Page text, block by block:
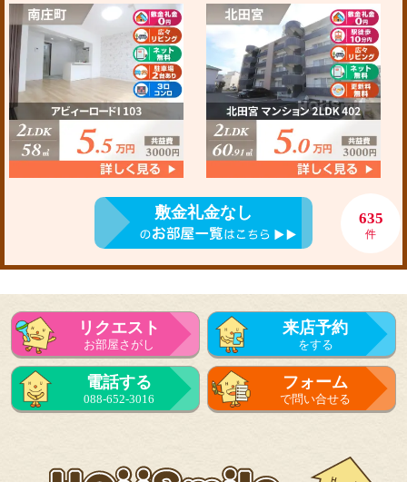
敷金礼金なし 635
件
リクエスト
お部屋さがし
来店予約
をする
電話する
088-652-3016
フォーム
で問い合せる